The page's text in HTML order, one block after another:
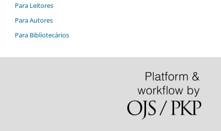
Para Leitores
Para Autores
Para Bibliotecários